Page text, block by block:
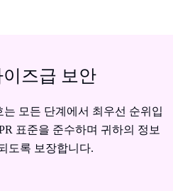
즈급 보안
모든 단계에서 최우선 순위입
표준을 준수하며 귀하의 정보
도록 보장합니다.